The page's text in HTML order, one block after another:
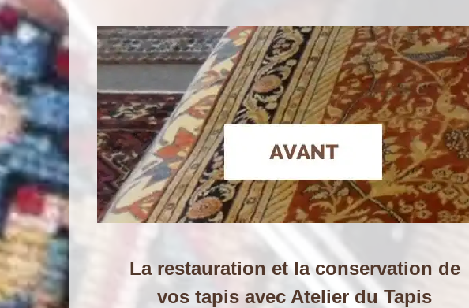
La restauration et la conservation de
vos tapis avec Atelier du Tapis